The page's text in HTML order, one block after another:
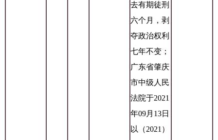
去有期徒刑
六个月，剥
夺政治权利
七年不变；
广东省肇庆
市中级人民
法院于2021
年09月13日
以（2021）